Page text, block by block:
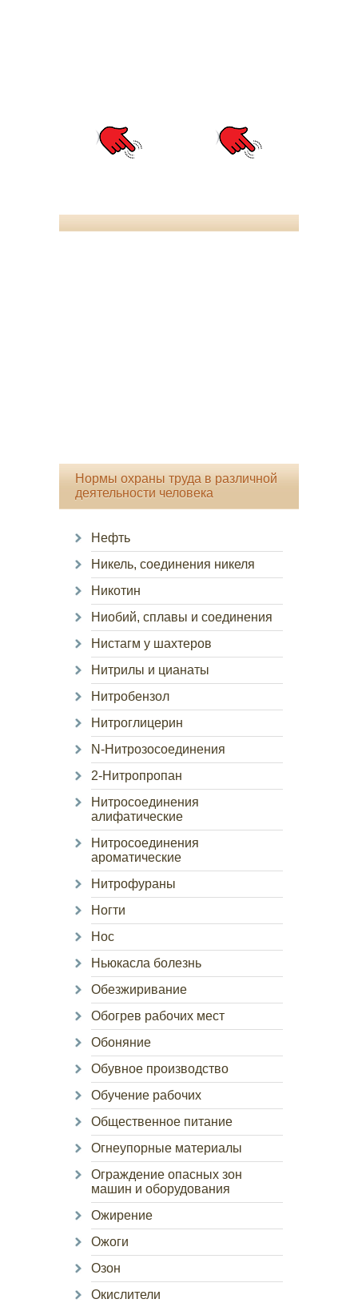
Нормы охраны труда в различной
деятельности человека
Нефть
Никель, соединения никеля
Никотин
Ниобий, сплавы и соединения
Нистагм у шахтеров
Нитрилы и цианаты
Нитробензол
Нитроглицерин
N-Нитрозосоединения
2-Нитропропан
Нитросоединения
алифатические
Нитросоединения
ароматические
Нитрофураны
Ногти
Нос
Ньюкасла болезнь
Обезжиривание
Обогрев рабочих мест
Обоняние
Обувное производство
Обучение рабочих
Общественное питание
Огнеупорные материалы
Ограждение опасных зон
машин и оборудования
Ожирение
Ожоги
Озон
Окислители